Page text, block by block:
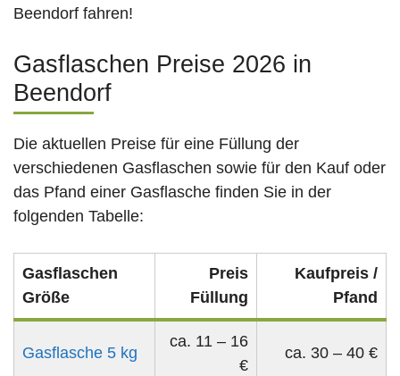
Beendorf fahren!
Gasflaschen Preise 2026 in
Beendorf
Die aktuellen Preise für eine Füllung der
verschiedenen Gasflaschen sowie für den Kauf oder
das Pfand einer Gasflasche finden Sie in der
folgenden Tabelle:
Gasflaschen
Größe
Preis
Füllung
Kaufpreis /
Pfand
Gasflasche 5 kg
ca. 11 – 16
€
ca. 30 – 40 €